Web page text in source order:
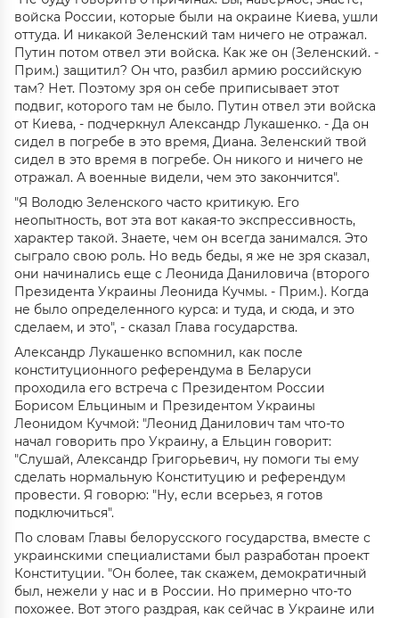
войска России, которые были на окраине Киева, ушли
оттуда. И никакой Зеленский там ничего не отражал.
Путин потом отвел эти войска. Как же он (Зеленский. -
Прим.) защитил? Он что, разбил армию российскую
там? Нет. Поэтому зря он себе приписывает этот
подвиг, которого там не было. Путин отвел эти войска
от Киева, - подчеркнул Александр Лукашенко. - Да он
сидел в погребе в это время, Диана. Зеленский твой
сидел в это время в погребе. Он никого и ничего не
отражал. А военные видели, чем это закончится".
"Я Володю Зеленского часто критикую. Его
неопытность, вот эта вот какая-то экспрессивность,
характер такой. Знаете, чем он всегда занимался. Это
сыграло свою роль. Но ведь беды, я же не зря сказал,
они начинались еще с Леонида Даниловича (второго
Президента Украины Леонида Кучмы. - Прим.). Когда
не было определенного курса: и туда, и сюда, и это
сделаем, и это", - сказал Глава государства.
Александр Лукашенко вспомнил, как после
конституционного референдума в Беларуси
проходила его встреча с Президентом России
Борисом Ельциным и Президентом Украины
Леонидом Кучмой: "Леонид Данилович там что-то
начал говорить про Украину, а Ельцин говорит:
"Слушай, Александр Григорьевич, ну помоги ты ему
сделать нормальную Конституцию и референдум
провести. Я говорю: "Ну, если всерьез, я готов
подключиться".
По словам Главы белорусского государства, вместе с
украинскими специалистами был разработан проект
Конституции. "Он более, так скажем, демократичный
был, нежели у нас и в России. Но примерно что-то
похожее. Вот этого раздрая, как сейчас в Украине или